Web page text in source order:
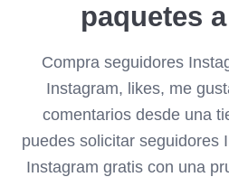
paquetes
Compra seguidores
Instagram, likes, me
comentarios desde una
puedes solicitar seguidores
Instagram gratis con una